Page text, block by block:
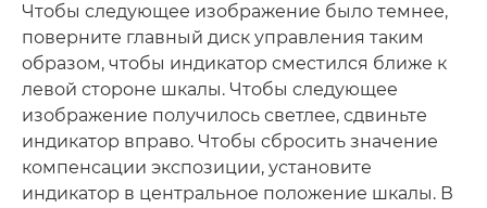
Чтобы следующее изображение было темнее,
поверните главный диск управления таким
образом, чтобы индикатор сместился ближе к
левой стороне шкалы. Чтобы следующее
изображение получилось светлее, сдвиньте
индикатор вправо. Чтобы сбросить значение
компенсации экспозиции, установите
индикатор в центральное положение шкалы. В